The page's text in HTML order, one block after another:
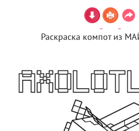
Раскраска компот из